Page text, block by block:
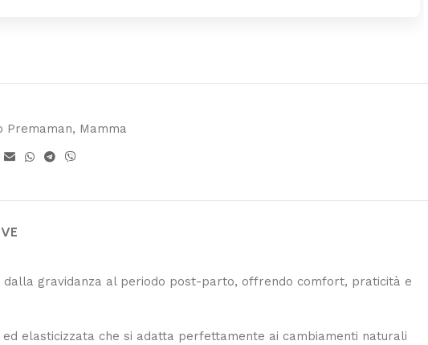
Premaman, Mamma
gravidanza al periodo post-parto, offrendo comfort, praticità e
elasticizzata che si adatta perfettamente ai cambiamenti naturali